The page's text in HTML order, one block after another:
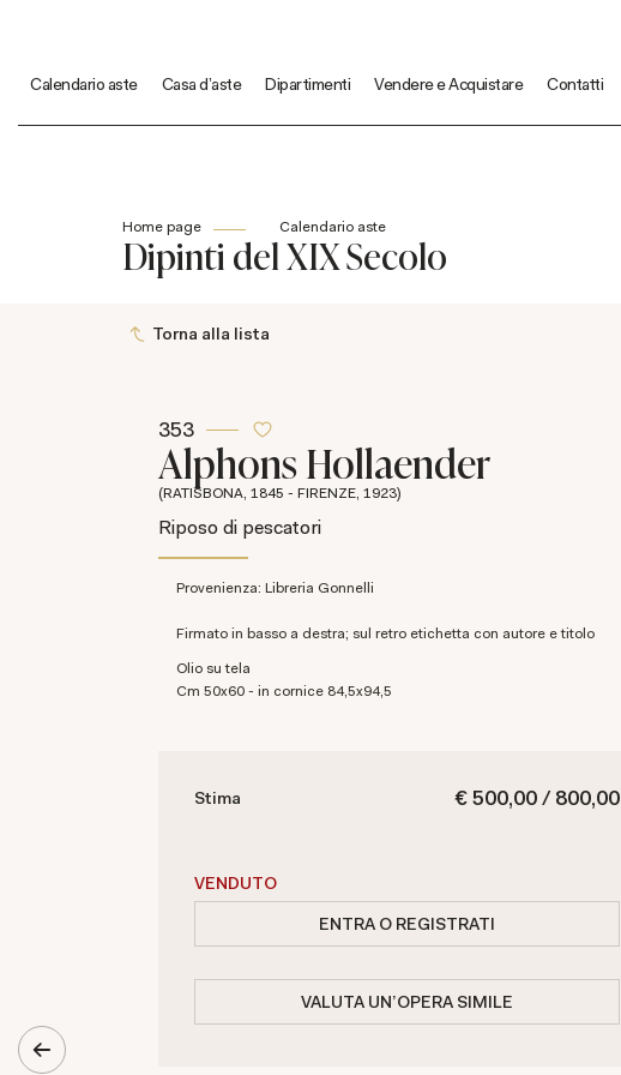
Calendario aste Casa d'aste Dipartimenti Vendere e Acquistare Contatti
Home page Calendario aste
Dipinti del XIX Secolo
Torna alla lista
353
Alphons Hollaender
(RATISBONA, 1845 - FIRENZE, 1923)
Riposo di pescatori
Provenienza: Libreria Gonnelli
Firmato in basso a destra; sul retro etichetta con autore e titolo
olio su tela
cm 50x60 - in cornice 84,5x94,5
€ 500,00 / 800,00
Stima
VENDUTO
ENTRA O REGISTRATI
VALUTA UN'OPERA SIMILE